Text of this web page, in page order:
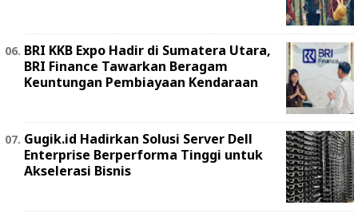
BRI KKB Expo Hadir di Sumatera Utara,
BRI Finance Tawarkan Beragam
Keuntungan Pembiayaan Kendaraan
Gugik.id Hadirkan Solusi Server Dell
Enterprise Berperforma Tinggi untuk
Akselerasi Bisnis